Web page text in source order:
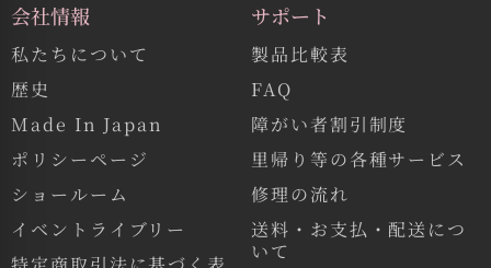
会社情報
私たちについて
歴史
Made In Japan
ポリシーページ
ショールーム
イベントライブリー
サポート
製品比較表
FAQ
障がい者割引制度
里帰り等の各種サービス
修理の流れ
送料・お支払・配送につ
いて